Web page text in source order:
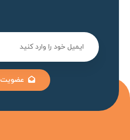
عضویت